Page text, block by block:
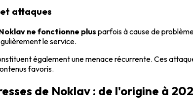
attaques
ne fonctionne plus parfois à cause de
le service.
également une menace récurrente. Ces
favoris.
de Noklav : de l'origine à